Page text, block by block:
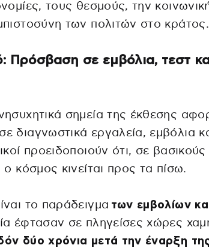
τους θεσμούς, την
των πολιτών στο κράτος.
Πρόσβαση σε εμβόλια, τεστ
σημεία της έκθεσης
διαγνωστικά εργαλεία, εμβόλια
προειδοποιούν ότι, σε βασικούς
ο κόσμος κινείται προς τα πίσω.
το παράδειγμα των εμβολίων
έφτασαν σε πληγείσες χώρες
δύο χρόνια μετά την έναρξη